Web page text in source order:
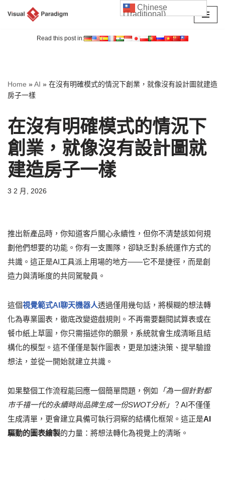
Read this post in:
Home »AI » 在沒有明確模式的情況下創業，就像沒有設計圖就建造
房子一樣
在沒有明確模式的情況下
創業，就像沒有設計圖就
建造房子一樣
3 2 月, 2026
推出新產品時，你知道客戶關心永續性，但你不清楚該如何規
劃他們想要的功能。你有一支團隊，卻缺乏對系統運作方式的
共識。這正是AI工具派上用場的地方——它不是捷徑，而是創
造力與清晰度的共同駕駛員。
這個視覺範式AI聊天機器人透過僅用幾句話，將模糊的想法轉
化為專業圖表，徹底改變遊戲規則。不再需要翻閱試算表或在
餐巾紙上草圖，你只需描述你的願景，系統就會生成清晰且結
構化的模型。這不僅僅是製作圖表，更是加速決策、提早驗證
想法，並從一開始就建立共識。
如果整個工作流程能回應一個簡單問題，例如 「為一個針對都
市千禧一代的永續時尚品牌生成一份SWOT分析」
？AI不僅僅
生成清單，更會建立具備可執行洞察的結構化框架。這正是AI
驅動的圖表繪製的力量：將想法轉化為視覺上的清晰。
Chinese
(Traditional)